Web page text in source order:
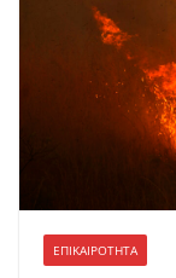
ΕΠΙΚΑΙΡΟΤΗΤΑ